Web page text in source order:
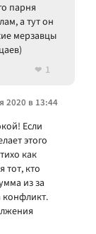
парня
а тут он
мерзавцы
1
2020 в 13:44
Если
этого
как
тот, кто
из за